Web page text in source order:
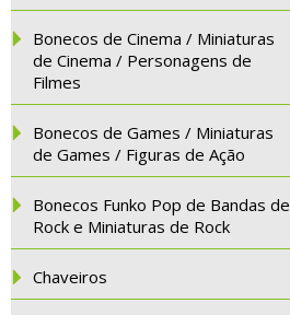
Bonecos de Cinema / Miniaturas
de Cinema / Personagens de
Filmes
Bonecos de Games / Miniaturas
de Games / Figuras de Ação
Bonecos Funko Pop de Bandas de
Rock e Miniaturas de Rock
Chaveiros